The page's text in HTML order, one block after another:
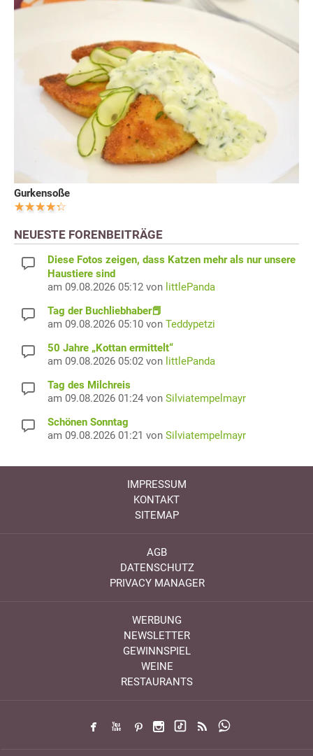
Gurkensoße
NEUESTE FORENBEITRÄGE
Diese Fotos zeigen, dass Katzen mehr als nur unsere
Haustiere sind
am 09.08.2026 05:12 von littlePanda
Tag der Buchliebhaber📕
am 09.08.2026 05:10 von Teddypetzi
50 Jahre „Kottan ermittelt“
am 09.08.2026 05:02 von littlePanda
Tag des Milchreis
am 09.08.2026 01:24 von Silviatempelmayr
Schönen Sonntag
am 09.08.2026 01:21 von Silviatempelmayr
IMPRESSUM
KONTAKT
SITEMAP
AGB
DATENSCHUTZ
PRIVACY MANAGER
WERBUNG
NEWSLETTER
GEWINNSPIEL
WEINE
RESTAURANTS